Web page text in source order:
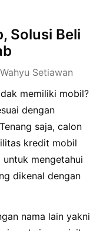
Solusi Beli
Wahyu Setiawan
memiliki mobil?
dengan
saja, calon
kredit mobil
mengetahui
dikenal dengan
nama lain yakni